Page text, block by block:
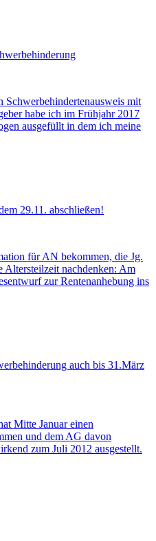
Schwerbehindertenausweis mit
habe ich im Frühjahr 2017
ausgefüllt in dem ich meine
29.11. abschließen!
für AN bekommen, die Jg.
Altersteilzeit nachdenken: Am
zur Rentenanhebung ins
auch bis 31.März
Mitte Januar einen
und dem AG davon
zum Juli 2012 ausgestellt.